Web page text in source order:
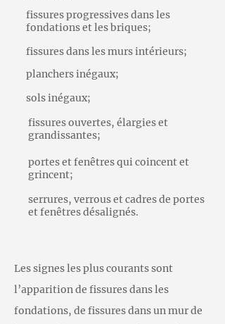
fissures progressives dans les
fondations et les briques;
fissures dans les murs intérieurs;
planchers inégaux;
sols inégaux;
fissures ouvertes, élargies et
grandissantes;
portes et fenêtres qui coincent et
grincent;
serrures, verrous et cadres de portes
et fenêtres désalignés.
Les signes les plus courants sont
l’apparition de fissures dans les
fondations, de fissures dans un mur de